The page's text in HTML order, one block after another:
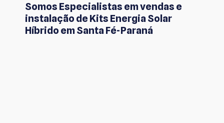
Somos Especialistas em vendas e
instalação de Kits Energia Solar
Híbrido em Santa Fé-Paraná